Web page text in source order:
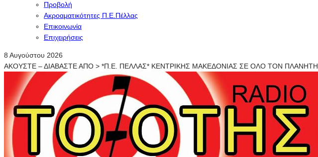
Προβολή
Ακροαματικότητες Π.Ε.Πέλλας
Επικοινωνία
Επιχειρήσεις
8 Αυγούστου 2026
ΑΚΟΥΣΤΕ – ΔΙΑΒΑΣΤΕ ΑΠΟ > *Π.Ε. ΠΕΛΛΑΣ* ΚΕΝΤΡΙΚΗΣ ΜΑΚΕΔΟΝΙΑΣ ΣΕ ΟΛΟ ΤΟΝ ΠΛΑΝΗΤΗ